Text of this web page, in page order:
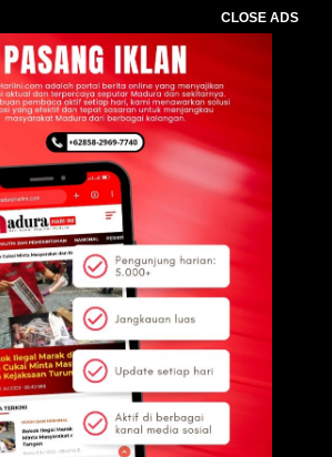
CLOSE ADS